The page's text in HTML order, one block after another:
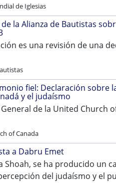
de Iglesias
la Alianza de Bautistas
es una revisión de una
fiel: Declaración sobre
y el judaísmo
General de la United Church
of Canada
a Dabru Emet
Shoah, se ha producido un
del judaísmo y el